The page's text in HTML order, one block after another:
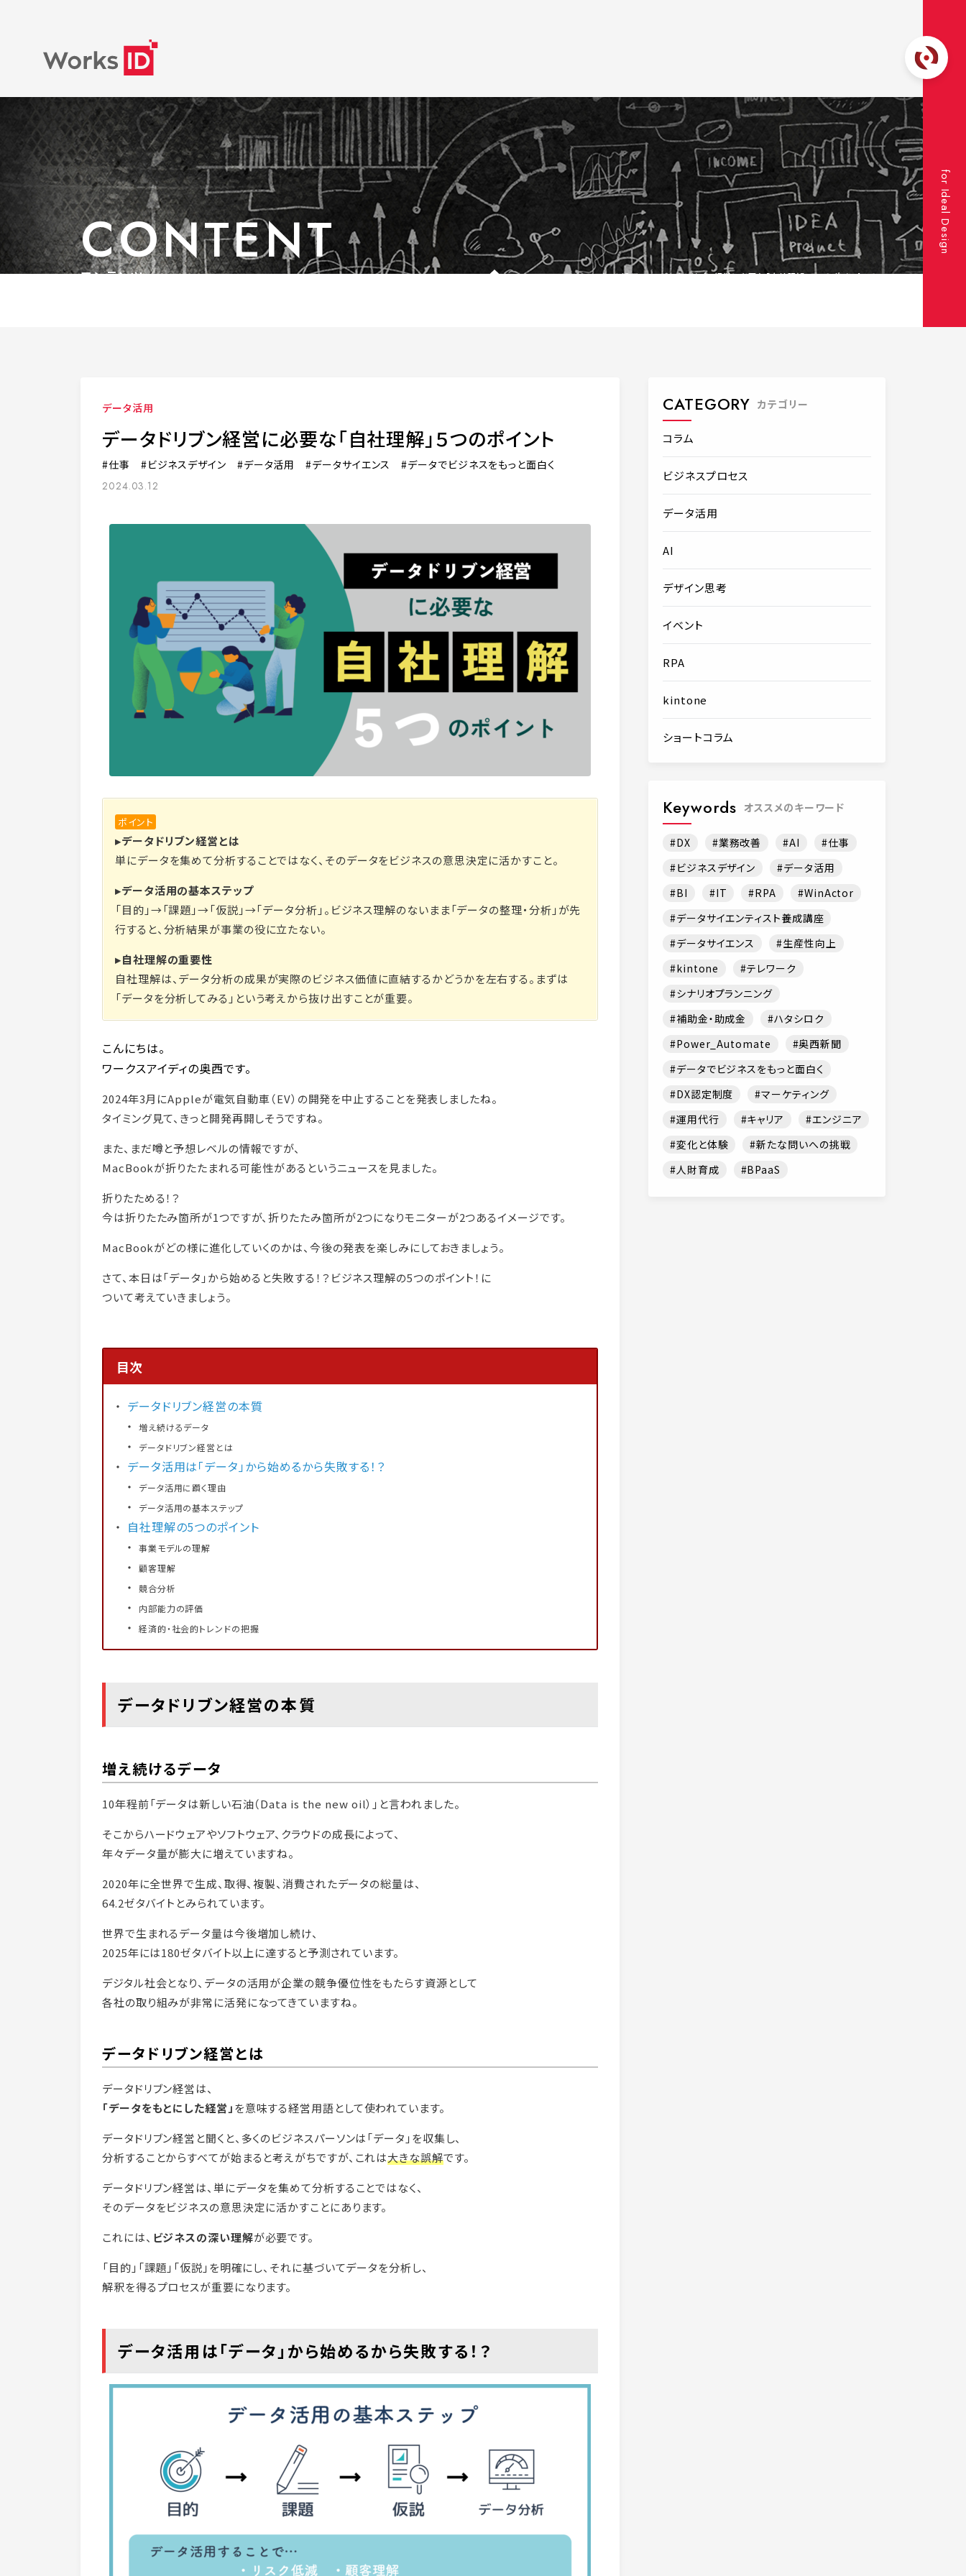
for Ideal Design
CONTENT
コンテンツ TOP コンテンツ データ活用 データドリブン経営に必要な「自社理解」５つのポイント
データ活用
データドリブン経営に必要な「自社理解」５つのポイント
仕事 ビジネスデザイン データ活用 データサイエンス
データでビジネスをもっと面白く
2024.03.12
ポイント
▸データドリブン経営とは
単にデータを集めて分析することではなく、そのデータをビジネスの意思決定に活かすこと。
▸データ活用の基本ステップ
「目的」→「課題」→「仮説」→「データ分析」。ビジネス理解のないまま「データの整理・分析」が先
行すると、分析結果が事業の役に立たない。
▸自社理解の重要性
自社理解は、データ分析の成果が実際のビジネス価値に直結するかどうかを左右する。まずは
「データを分析してみる」という考えから抜け出すことが重要。
こんにちは。
ワークスアイディの奥西です。
2024年3月にAppleが電気自動車（EV）の開発を中止することを発表しましたね。
タイミング見て、きっと開発再開しそうですね。
また、まだ噂と予想レベルの情報ですが、
MacBookが折りたたまれる可能性があるというニュースを見ました。
折りたためる！？
今は折りたたみ箇所が1つですが、折りたたみ箇所が2つになりモニターが2つあるイメージです。
MacBookがどの様に進化していくのかは、今後の発表を楽しみにしておきましょう。
さて、本日は「データ」から始めると失敗する！？ビジネス理解の5つのポイント！に
ついて考えていきましょう。
目次
データドリブン経営の本質
増え続けるデータ
データドリブン経営とは
データ活用は「データ」から始めるから失敗する！？
データ活用に躓く理由
データ活用の基本ステップ
自社理解の5つのポイント
事業モデルの理解
顧客理解
競合分析
内部能力の評価
経済的・社会的トレンドの把握
データドリブン経営の本質
増え続けるデータ
10年程前「データは新しい石油（Data is the new oil）」と言われました。
そこからハードウェアやソフトウェア、クラウドの成長によって、
年々データ量が膨大に増えていますね。
2020年に全世界で生成、取得、複製、消費されたデータの総量は、
64.2ゼタバイトとみられています。
世界で生まれるデータ量は今後増加し続け、
2025年には180ゼタバイト以上に達すると予測されています。
デジタル社会となり、データの活用が企業の競争優位性をもたらす資源として
各社の取り組みが非常に活発になってきていますね。
データドリブン経営とは
データドリブン経営は、
「データをもとにした経営」を意味する経営用語として使われています。
データドリブン経営と聞くと、多くのビジネスパーソンは「データ」を収集し、
分析することからすべてが始まると考えがちですが、これは大きな誤解です。
データドリブン経営は、単にデータを集めて分析することではなく、
そのデータをビジネスの意思決定に活かすことにあります。
これには、 ビジネスの深い理解が必要です。
「目的」「課題」「仮説」を明確にし、それに基づいてデータを分析し、
解釈を得るプロセスが重要になります。
データ活用は「データ」から始めるから失敗する！？
CATEGORY カテゴリー
コラム
ビジネスプロセス
データ活用
AI
デザイン思考
イベント
RPA
kintone
ショートコラム
Keywords オススメのキーワード
DX 業務改善 AI
仕事
ビジネスデザイン
データ活用
BI
IT RPA
WinActor
データサイエンティスト養成講座
データサイエンス
生産性向上
kintone
テレワーク
シナリオプランニング
補助金・助成金
ハタシロク
Power_Automate
奥西新聞
データでビジネスをもっと面白く
DX認定制度
マーケティング
運用代行
キャリア
エンジニア
変化と体験
新たな問いへの挑戦
人財育成
BPaaS